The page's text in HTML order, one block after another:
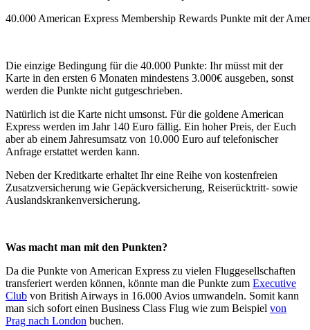
40.000 American Express Membership Rewards Punkte mit der
Die einzige Bedingung für die 40.000 Punkte: Ihr müsst mit der
Karte in den ersten 6 Monaten mindestens 3.000€ ausgeben, sonst
werden die Punkte nicht gutgeschrieben.
Natürlich ist die Karte nicht umsonst. Für die goldene American
Express werden im Jahr 140 Euro fällig. Ein hoher Preis, der Euch
aber ab einem Jahresumsatz von 10.000 Euro auf telefonischer
Anfrage erstattet werden kann.
Neben der Kreditkarte erhaltet Ihr eine Reihe von kostenfreien
Zusatzversicherung wie Gepäckversicherung, Reiserücktritt- sowie
Auslandskrankenversicherung.
Was macht man mit den Punkten?
Da die Punkte von American Express zu vielen Fluggesellschaften
transferiert werden können, könnte man die Punkte zum Executive
Club von British Airways in 16.000 Avios umwandeln. Somit kann
man sich sofort einen Business Class Flug wie zum Beispiel von
Prag nach London buchen.